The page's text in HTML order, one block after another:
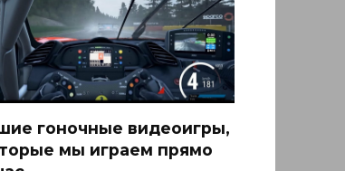
гоночные видеоигры,
мы играем прямо